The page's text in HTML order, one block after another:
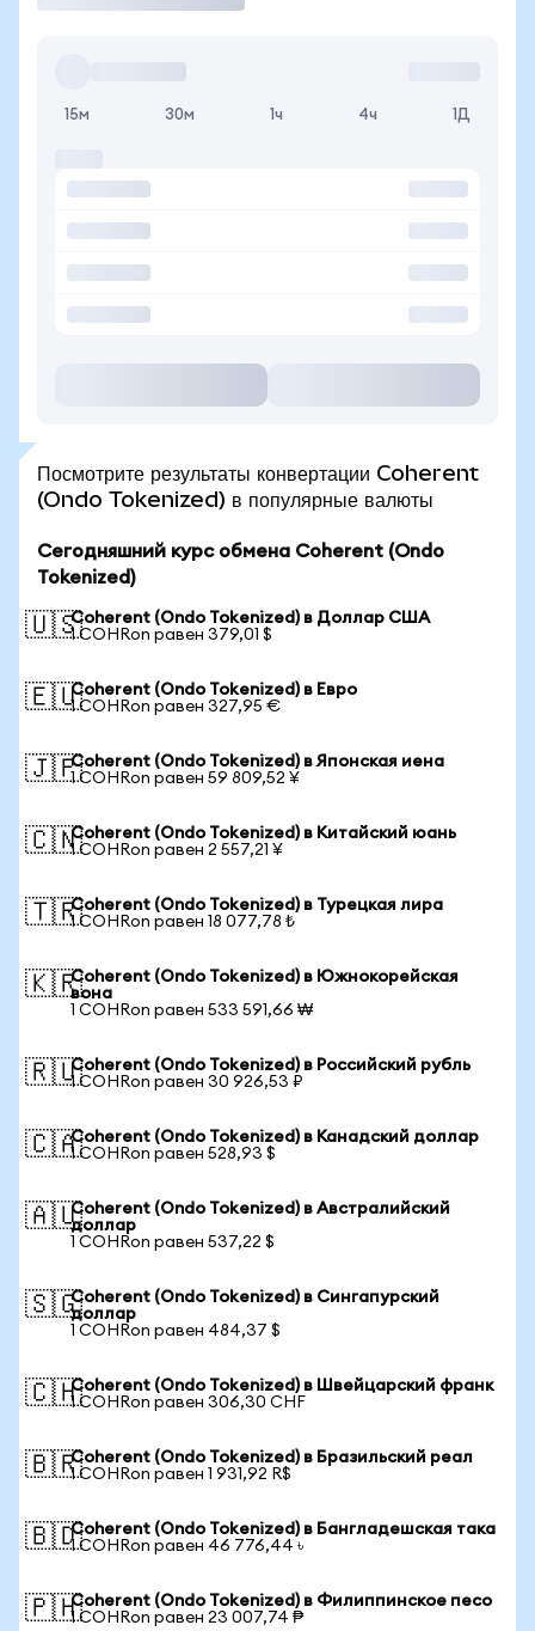
15м 30м 1ч 4ч 1Д
Посмотрите результаты конвертации Coherent
(Ondo Tokenized) в популярные валюты
Сегодняшний курс обмена Coherent (Ondo
Tokenized)
🇺🇸Coherent (Ondo Tokenized) в Доллар США
1 COHRon равен 379,01 $
🇪🇺Coherent (Ondo Tokenized) в Евро
1 COHRon равен 327,95 €
🇯🇵Coherent (Ondo Tokenized) в Японская иена
1 COHRon равен 59 809,52 ¥
🇨🇳Coherent (Ondo Tokenized) в Китайский юань
1 COHRon равен 2 557,21 ¥
🇹🇷Coherent (Ondo Tokenized) в Турецкая лира
1 COHRon равен 18 077,78 ₺
🇰🇷Coherent (Ondo Tokenized) в Южнокорейская
вона
1 COHRon равен 533 591,66 ₩
🇷🇺Coherent (Ondo Tokenized) в Российский рубль
1 COHRon равен 30 926,53 ₽
🇨🇦Coherent (Ondo Tokenized) в Канадский доллар
1 COHRon равен 528,93 $
🇦🇺Coherent (Ondo Tokenized) в Австралийский
доллар
1 COHRon равен 537,22 $
🇸🇬Coherent (Ondo Tokenized) в Сингапурский
доллар
1 COHRon равен 484,37 $
🇨🇭Coherent (Ondo Tokenized) в Швейцарский франк
1 COHRon равен 306,30 CHF
🇧🇷Coherent (Ondo Tokenized) в Бразильский реал
1 COHRon равен 1 931,92 R$
🇧🇩Coherent (Ondo Tokenized) в Бангладешская така
1 COHRon равен 46 776,44 ৳
🇵🇭Coherent (Ondo Tokenized) в Филиппинское песо
1 COHRon равен 23 007,74 ₱